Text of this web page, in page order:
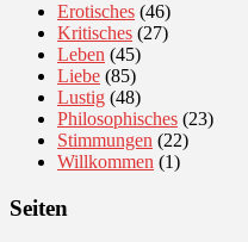
Erotisches (46)
Kritisches (27)
Leben (45)
Liebe (85)
Lustig (48)
Philosophisches (23)
Stimmungen (22)
Willkommen (1)
Seiten